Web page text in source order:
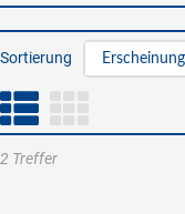
Sortierung
2 Treffer